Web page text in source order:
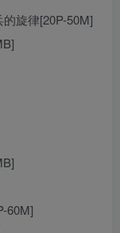
旋律[20P-50M]
60M]